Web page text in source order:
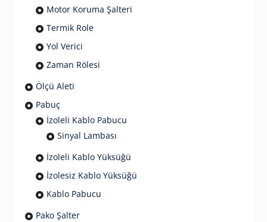
Motor Koruma Şalteri
Termik Role
Yol Verici
Zaman Rölesi
Ölçü Aleti
Pabuç
İzoleli Kablo Pabucu
Sinyal Lambası
İzoleli Kablo Yüksüğü
İzolesiz Kablo Yüksüğü
Kablo Pabucu
Pako Şalter